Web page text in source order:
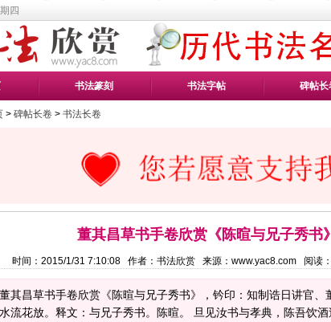
四
书法篆刻 书法字帖 碑帖长
> 碑帖长卷 > 书法长卷
董其昌草书手卷欣赏《陈暄与兄子秀书》
时间：2015/1/31 7:10:08 作者：书法欣赏 来源：www.yac8.com 阅读：
董其昌草书手卷欣赏《陈暄与兄子秀书》，钤印：知制诰日讲官、
流花放。释文：与兄子秀书。陈暄。 旦见汝书与孝典，陈吾饮酒